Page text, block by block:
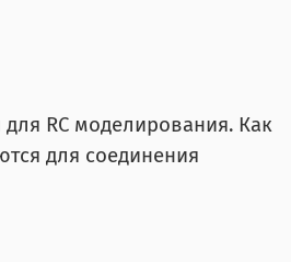
для RC моделирования. Как
для соединения